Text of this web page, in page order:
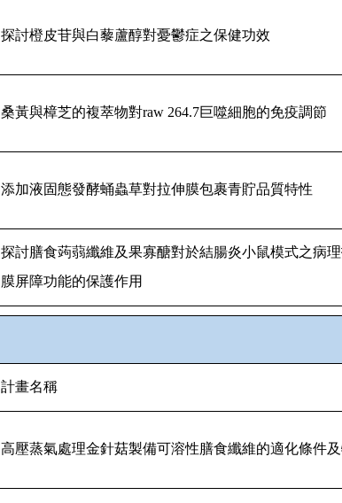
探討橙皮苷與白藜蘆醇對憂鬱症之保健功效
桑黃與樟芝的複萃物對raw 264.7巨噬細胞的免疫調節
添加液固態發酵蛹蟲草對拉伸膜包裹青貯品質特性
探討膳食蒟蒻纖維及果寡醣對於結腸炎小鼠模式之病
膜屏障功能的保護作用
計畫名稱
高壓蒸氣處理金針菇製備可溶性膳食纖維的適化條件